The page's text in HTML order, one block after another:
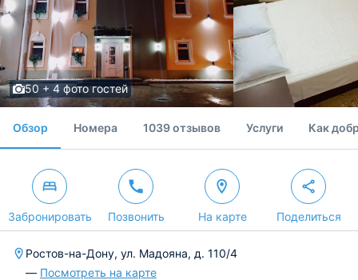
50 + 4 фото гостей
Обзор Номера 1039 отзывов Услуги Как
Забронировать Позвонить На карте Поделиться
Ростов-на-Дону, ул. Мадояна, д. 110/4
— Посмотреть на карте